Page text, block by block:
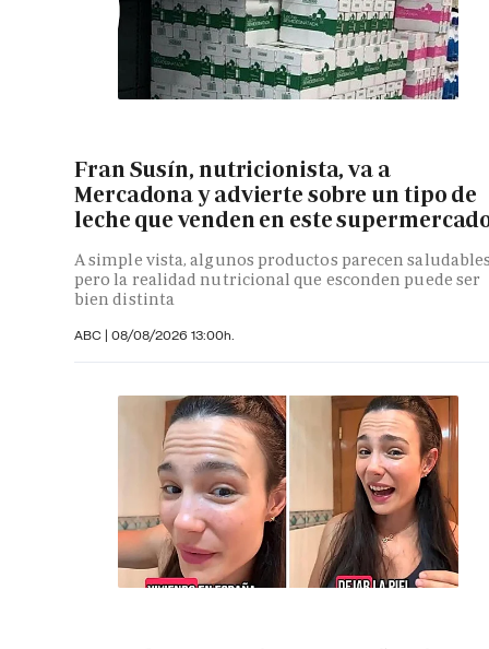
Fran Susín, nutricionista, va a
Mercadona y advierte sobre un tipo de
leche que venden en este
A simple vista, algunos productos parecen
pero la realidad nutricional que esconden puede ser
bien distinta
ABC | 08/08/2026 13:00h.